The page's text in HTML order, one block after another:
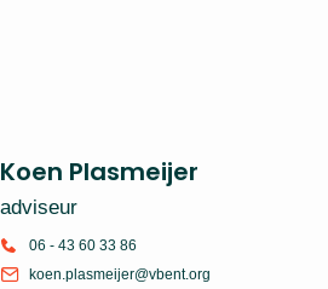
Koen Plasmeijer